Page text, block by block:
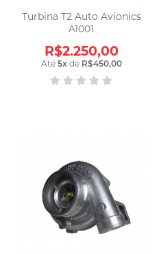
Turbina T2 Auto Avionics
A1001
R$2.250,00
Até 5xde R$450,00